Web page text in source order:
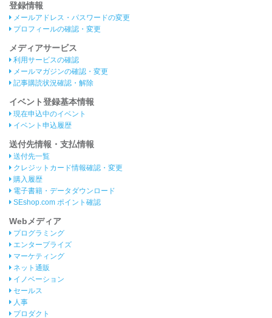
登録情報
メールアドレス・パスワードの変更
プロフィールの確認・変更
メディアサービス
利用サービスの確認
メールマガジンの確認・変更
記事購読状況確認・解除
イベント登録基本情報
現在申込中のイベント
イベント申込履歴
送付先情報・支払情報
送付先一覧
クレジットカード情報確認・変更
購入履歴
電子書籍・データダウンロード
SEshop.com ポイント確認
Webメディア
プログラミング
エンタープライズ
マーケティング
ネット通販
イノベーション
セールス
人事
プロダクト